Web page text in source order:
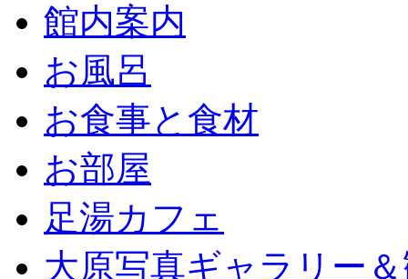
館内案内
お風呂
お食事と食材
お部屋
足湯カフェ
大原写真ギャラリー